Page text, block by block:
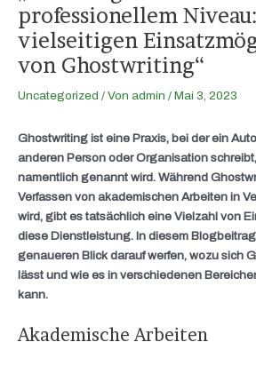
professionellem
vielseitigen
von Ghostwriting“
Uncategorized / Von admin / Mai 3, 2023
Ghostwriting ist eine Praxis, bei der ein
anderen Person oder Organisation
namentlich genannt wird. Während
Verfassen von akademischen Arbeiten in
wird, gibt es tatsächlich eine Vielzahl von
diese Dienstleistung. In diesem
genaueren Blick darauf werfen, wozu sich
lässt und wie es in verschiedenen
kann.
Akademische Arbeiten